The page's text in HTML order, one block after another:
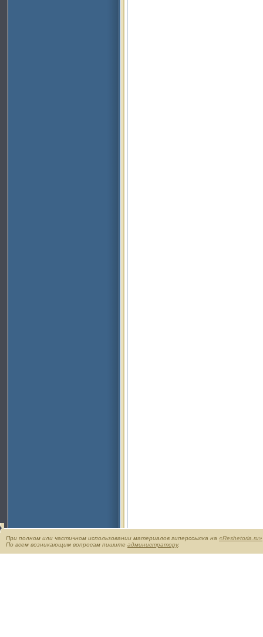
При полном или частичном использовании материалов гиперссылка на «Reshetoria.ru»
По всем возникающим вопросам пишите администратору.